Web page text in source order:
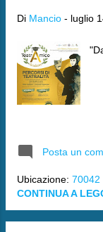
Di Mancio - luglio
Posta un
Ubicazione: 70042
CONTINUA A